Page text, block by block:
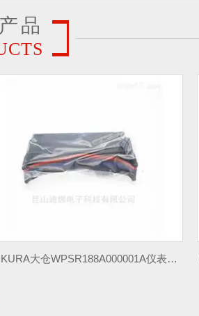
品
保压仪HW-PR320圆盘记录仪